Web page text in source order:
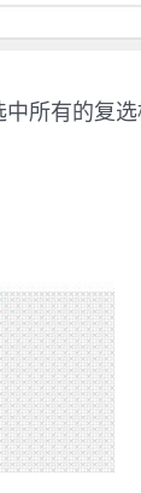
所有的复选